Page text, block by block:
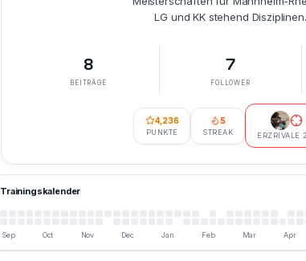
LG und KK stehend Disziplinen.
8
BEITRÄGE
7
FOLLOWER
4,236
PUNKTE
5
STREAK ERZRIVALE
Trainingskalender
Sep Oct Nov Dec Jan Feb Mar Apr